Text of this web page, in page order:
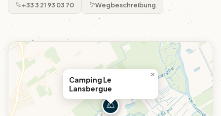
+33 3 21 93 03 70 Wegbeschreibung
Camping Le
Lansbergue
×